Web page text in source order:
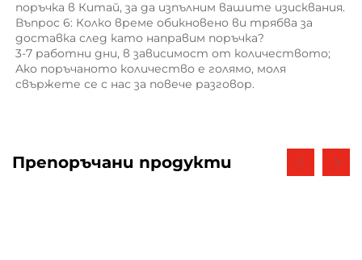
Въпрос 6: Колко време обикновено ви трябва за
доставка след като направим поръчка?
3-7 работни дни, в зависимост от количеството;
Ако поръчаното количество е голямо, моля
свържете се с нас за повече разговор.
Препоръчани продукти